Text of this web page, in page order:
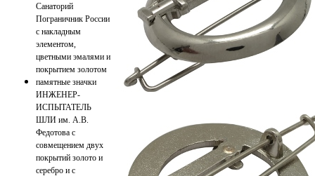
Санаторий
Пограничник России
с накладным
элементом,
цветными эмалями и
покрытием золотом
памятные значки
ИНЖЕНЕР-
ИСПЫТАТЕЛЬ
ШЛИ им. А.В.
Федотова с
совмещением двух
покрытий золото и
серебро и с